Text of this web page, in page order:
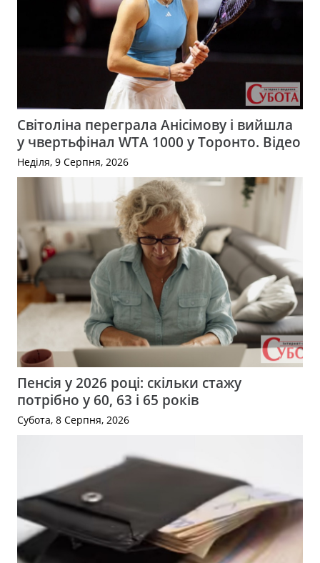
Світоліна переграла Анісімову і вийшла
у чвертьфінал WTA 1000 у Торонто. Відео
Неділя, 9 Серпня, 2026
Пенсія у 2026 році: скільки стажу
потрібно у 60, 63 і 65 років
Субота, 8 Серпня, 2026